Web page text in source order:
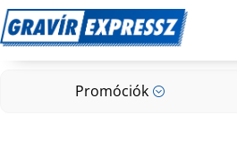
Promóciók ;
Promóciók;